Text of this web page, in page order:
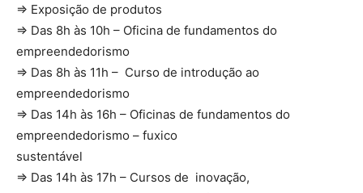
⇒ Exposição de produtos
⇒ Das 8h às 10h – Oficina de fundamentos do
empreendedorismo
⇒ Das 8h às 11h – Curso de introdução ao
empreendedorismo
⇒ Das 14h às 16h – Oficinas de fundamentos do
empreendedorismo – fuxico
sustentável
⇒ Das 14h às 17h – Cursos de inovação,